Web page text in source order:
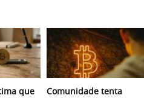
que Comunidade tenta